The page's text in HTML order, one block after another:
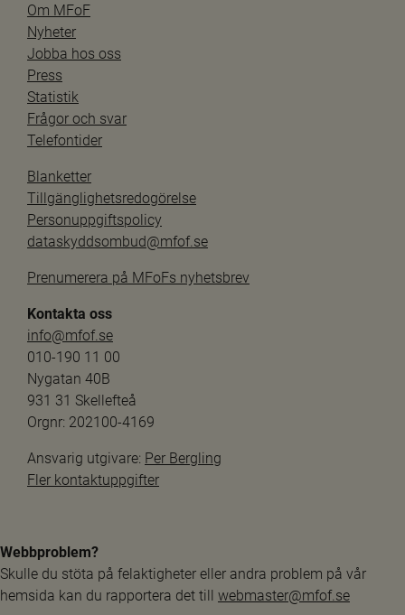
Om MFoF
Nyheter
Jobba hos oss
Press
Statistik
Frågor och svar
Telefontider
Blanketter
Tillgänglighetsredogörelse
Personuppgiftspolicy
dataskyddsombud@mfof.se
Prenumerera på MFoFs nyhetsbrev
Kontakta oss
info@mfof.se
010-190 11 00
Nygatan 40B
931 31 Skellefteå
Orgnr: 202100-4169
Ansvarig utgivare: Per Bergling
Fler kontaktuppgifter
Webbproblem?
Skulle du stöta på felaktigheter eller andra problem på vår
hemsida kan du rapportera det till webmaster@mfof.se